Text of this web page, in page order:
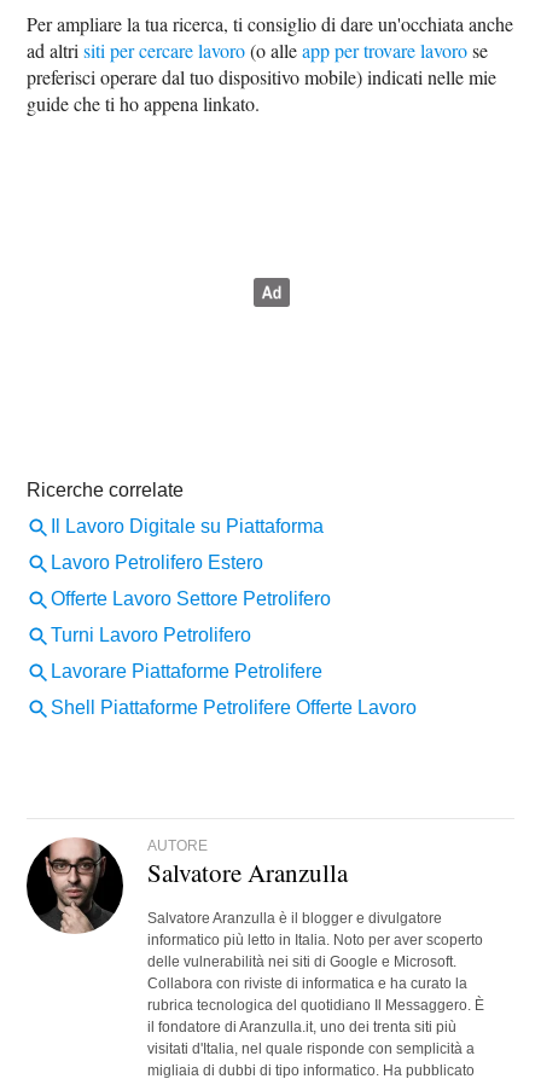
Per ampliare la tua ricerca, ti consiglio di dare un'occhiata anche
ad altrisiti per cercare lavoro(o alleapp per trovare lavorose
preferisci operare dal tuo dispositivo mobile) indicati nelle mie
guide che ti ho appena linkato.
AUTORE
Salvatore Aranzulla
Salvatore Aranzulla è il blogger e divulgatore
informatico più letto in Italia. Noto per aver scoperto
delle vulnerabilità nei siti di Google e Microsoft.
Collabora con riviste di informatica e ha curato la
rubrica tecnologica del quotidiano Il Messaggero. È
il fondatore di Aranzulla.it, uno dei trenta siti più
visitati d'Italia, nel quale risponde con semplicità a
migliaia di dubbi di tipo informatico. Ha pubblicato